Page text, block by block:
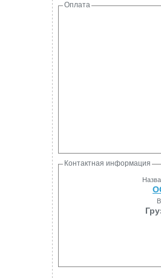
Оплата
Контактная информация